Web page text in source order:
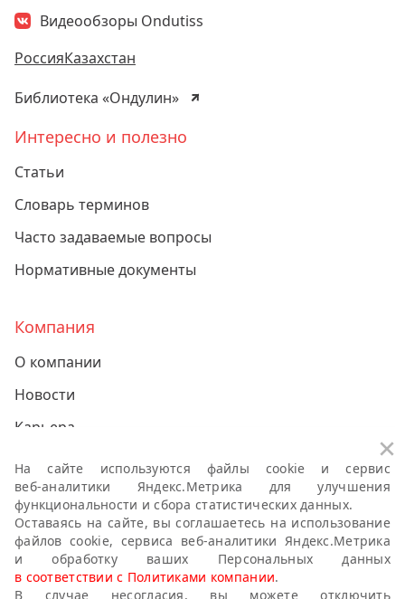
Видеообзоры Ondutiss
РоссияКазахстан
Библиотека «Ондулин»
Интересно и полезно
Статьи
Словарь терминов
Часто задаваемые вопросы
Нормативные документы
Компания
О компании
Новости
Карьера
Контакты
Политики компании о персональных данных
Антикоррупционная политика
Правила публикации пользовательского контента
На сайте используются файлы cookie и сервис
веб-аналитики Яндекс.Метрика для улучшения
функциональности и сбора статистических данных.
Оставаясь на сайте, вы соглашаетесь на использование
файлов cookie, сервиса веб-аналитики Яндекс.Метрика
и обработку ваших Персональных данных
в соответствии с Политиками компании.
В случае несогласия, вы можете отключить